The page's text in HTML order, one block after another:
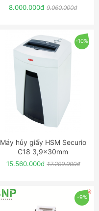
8.000.000đ 9.060.000đ
-10%
ĐẶT NGAY
Máy hủy giấy HSM Securio
C18 3,9x30mm
15.560.000đ 17.290.000đ
-9%